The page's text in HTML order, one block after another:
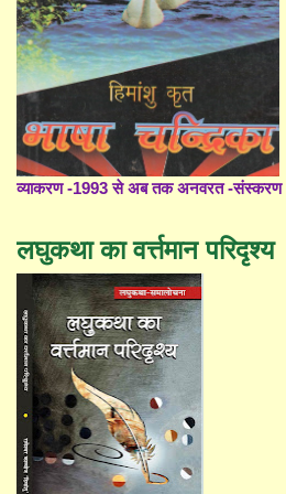
व्याकरण -1993 से अब तक अनवरत -संस्करण
लघुकथा का वर्त्तमान परिदृश्य